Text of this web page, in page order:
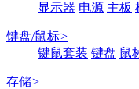
显示器 电源 主板
键盘/鼠标>
键鼠套装 键盘 鼠
存储>